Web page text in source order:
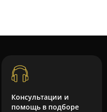
Консультации и
помощь в подборе